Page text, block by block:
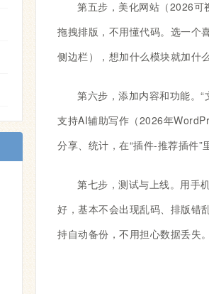
第五步，美化网站（2026可
拖拽排版，不用懂代码。选一个
侧边栏），想加什么模块就加什
第六步，添加内容和功能。
支持AI辅助写作（2026年
分享、统计，在“插件-推荐插件
第七步，测试与上线。用手
好，基本不会出现乱码、排版错
持自动备份，不用担心数据丢失。